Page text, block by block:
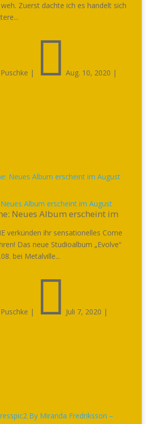
Zuerst dachte ich es handelt sich
|  Aug. 10, 2020 |
Album erscheint im August
Neues Album erscheint im
verkünden ihr sensationelles Come
Das neue Studioalbum „Evolve“
bei Metalville...
|  Juli 7, 2020 |